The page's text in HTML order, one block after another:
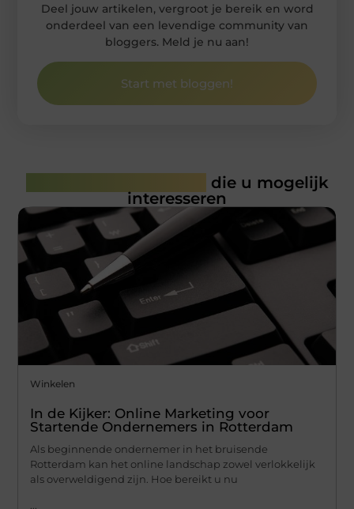
Deel jouw artikelen, vergroot je bereik en word
onderdeel van een levendige community van
bloggers. Meld je nu aan!
Start met bloggen!
die u mogelijk
interesseren
Winkelen
In de Kijker: Online Marketing voor
Startende Ondernemers in Rotterdam
Als beginnende ondernemer in het bruisende
Rotterdam kan het online landschap zowel verlokkelijk
als overweldigend zijn. Hoe bereikt u nu